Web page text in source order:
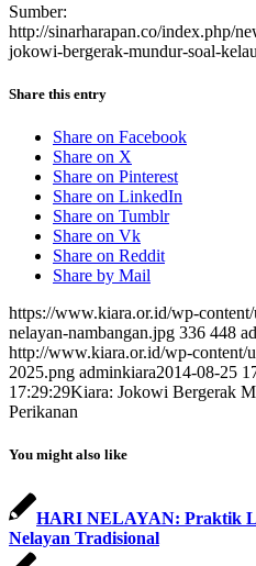
Sumber:
http://sinarharapan.co/index.php/
jokowi-bergerak-mundur-soal-
Share this entry
Share on Facebook
Share on X
Share on Pinterest
Share on LinkedIn
Share on Tumblr
Share on Vk
Share on Reddit
Share by Mail
https://www.kiara.or.id/wp-
nelayan-nambangan.jpg 336 448
http://www.kiara.or.id/wp-content/
2025.png adminkiara2014-08-25
17:29:29Kiara: Jokowi Bergerak
Perikanan
You might also like
HARI NELAYAN: Praktik
Nelayan Tradisional